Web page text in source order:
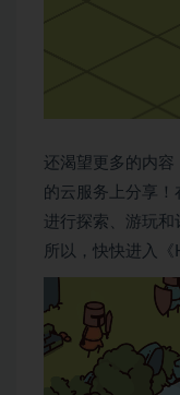
还渴望更多的内容
的云服务上分享
进行探索、游玩和
所以，快快进入《